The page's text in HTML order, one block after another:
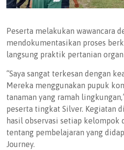
Peserta melakukan wawancara
mendokumentasikan proses
langsung praktik pertanian
“Saya sangat terkesan dengan
Mereka menggunakan pupuk
tanaman yang ramah
peserta tingkat Silver. Kegiatan
hasil observasi setiap kelompok
tentang pembelajaran yang
Journey.